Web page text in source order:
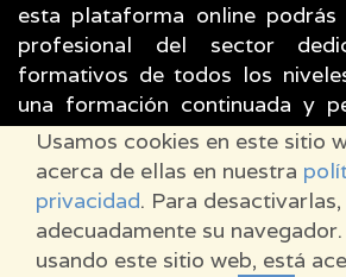
Usamos cookies en este sitio
acerca de ellas en nuestra
privacidad. Para
adecuadamente su
usando este sitio web, está
esta plataforma online
profesional del sector
formativos de todos los
una formación continuada y
entrenamientos guiados y
permanentes para apoyar tu
Con tecnología de Odoo , el #1
electrónico de código abierto.
Copyright ©INMA MARÍN -